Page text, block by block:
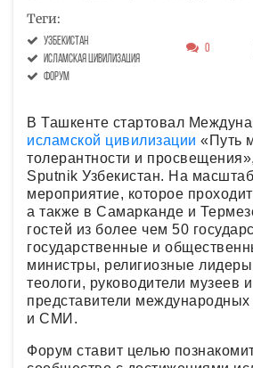
Теги:
Узбекистан
исламская цивилизация
форум
0
В Ташкенте стартовал
исламской цивилизации «Путь
толерантности и
Sputnik Узбекистан. На
мероприятие, которое
а также в Самарканде и
гостей из более чем 50
государственные и
министры, религиозные
теологи, руководители музеев
представители международных
и СМИ.
Форум ставит целью